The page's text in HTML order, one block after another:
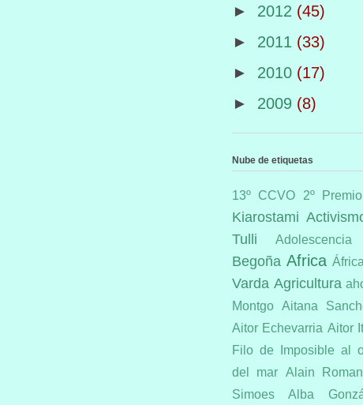
► 2012 (45)
► 2011 (33)
► 2010 (17)
► 2009 (8)
Nube de etiquetas
13º CCVO 2º Premio
Kiarostami
Tulli
Adolescencia
Begoña Africa
Varda Agricultura
Montgo Aitana
Aitor Echevarria Aitor
Filo de Imposible al
del mar Alain
Simoes
Alba